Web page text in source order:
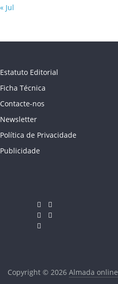
« Jul
Estatuto Editorial
Ficha Técnica
Contacte-nos
Newsletter
Política de Privacidade
Publicidade
Copyright © 2026 Almada online